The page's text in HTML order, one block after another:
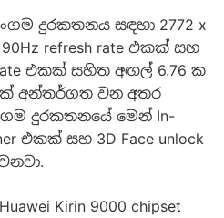
දුරකතනය සඳහා 2772 x
refresh rate එකක් සහ
rate එකක් සහිත අඟල් 6.76 ක
අන්තර්ගත වන අතර
දුරකතනයේ මෙන් In-
එකක් සහ 3D Face unlock
Kirin 9000 chipset